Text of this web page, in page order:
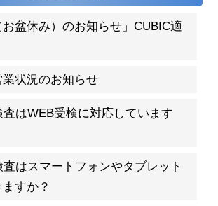
お盆休み）のお知らせ」CUBIC適
状況のお知らせ
はWEB受検に対応しています
はスマートフォンやタブレット
すか？